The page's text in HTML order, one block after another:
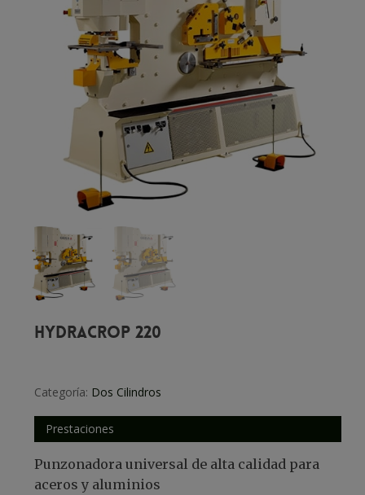
HYDRACROP 220
Categoría: Dos Cilindros
Prestaciones
Punzonadora universal de alta calidad para
aceros y aluminios